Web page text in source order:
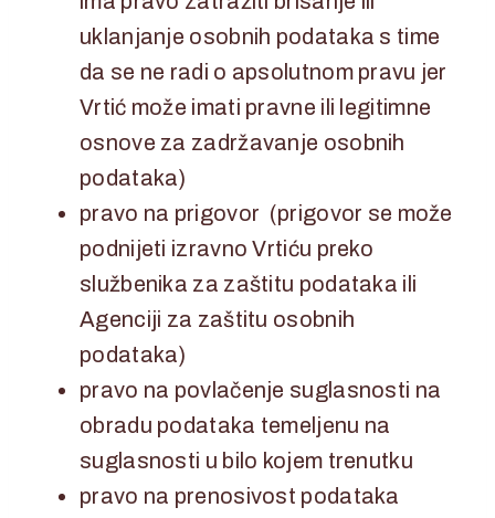
uklanjanje osobnih podataka s time
da se ne radi o apsolutnom pravu jer
Vrtić može imati pravne ili legitimne
osnove za zadržavanje osobnih
podataka)
pravo na prigovor (prigovor se može
podnijeti izravno Vrtiću preko
službenika za zaštitu podataka ili
Agenciji za zaštitu osobnih
podataka)
pravo na povlačenje suglasnosti na
obradu podataka temeljenu na
suglasnosti u bilo kojem trenutku
pravo na prenosivost podataka